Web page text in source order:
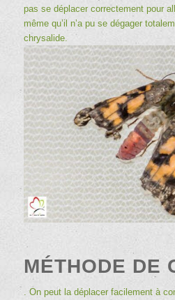
pas se déplacer correctement pour
même qu’il n’a pu se dégager
chrysalide.
MÉTHODE DE
. On peut la déplacer facilement à